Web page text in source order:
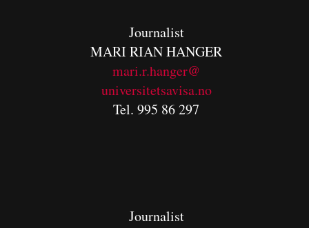
Journalist
MARI RIAN HANGER
mari.r.hanger@
universitetsavisa.no
Tel. 995 86 297
Journalist